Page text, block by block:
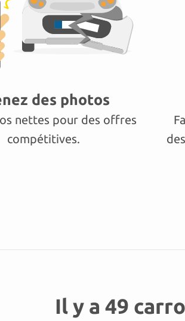
des photos
nettes pour des offres
compétitives.
Il y a 49